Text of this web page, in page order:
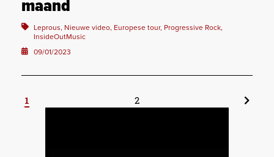
maand
Leprous, Nieuwe video, Europese tour, Progressive Rock,
InsideOutMusic
09/01/2023
1 2